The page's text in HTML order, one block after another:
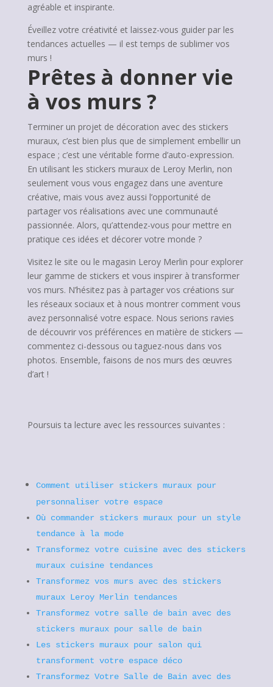
agréable et inspirante.
Éveillez votre créativité et laissez-vous guider par les
tendances actuelles — il est temps de sublimer vos
murs !
Prêtes à donner vie
à vos murs ?
Terminer un projet de décoration avec des stickers
muraux, c’est bien plus que de simplement embellir un
espace ; c’est une véritable forme d’auto-expression.
En utilisant les stickers muraux de Leroy Merlin, non
seulement vous vous engagez dans une aventure
créative, mais vous avez aussi l’opportunité de
partager vos réalisations avec une communauté
passionnée. Alors, qu’attendez-vous pour mettre en
pratique ces idées et décorer votre monde ?
Visitez le site ou le magasin Leroy Merlin pour explorer
leur gamme de stickers et vous inspirer à transformer
vos murs. N’hésitez pas à partager vos créations sur
les réseaux sociaux et à nous montrer comment vous
avez personnalisé votre espace. Nous serions ravies
de découvrir vos préférences en matière de stickers —
commentez ci-dessous ou taguez-nous dans vos
photos. Ensemble, faisons de nos murs des œuvres
d’art !
Poursuis ta lecture avec les ressources suivantes :
Comment utiliser stickers muraux pour
personnaliser votre espace
Où commander stickers muraux pour un style
tendance à la mode
Transformez votre cuisine avec des stickers
muraux cuisine tendances
Transformez vos murs avec des stickers
muraux Leroy Merlin tendances
Transformez votre salle de bain avec des
stickers muraux pour salle de bain
Les stickers muraux pour salon qui
transforment votre espace déco
Transformez Votre Salle de Bain avec des